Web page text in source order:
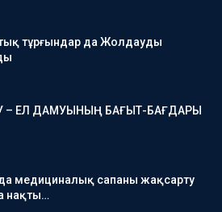
тұрғындар да Жолдауды
ЕЛ ДАМУЫНЫҢ БАҒЫТ-БАҒДАРЫ
медициналық сапаны жақсарту
нақты…